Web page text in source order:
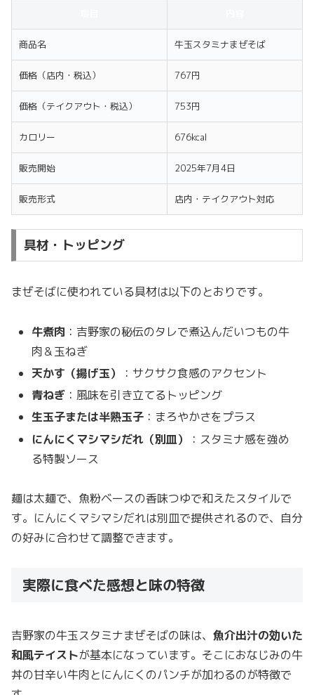
商品名 牛玉スタミナまぜそば
価格（店内・税込） 767円
価格（テイクアウト・税込） 753円
カロリー 676kcal
販売開始 2025年7月4日
販売形式 店内・テイクアウト対応
具材・トッピング
まぜそばに使われている具材は以下のとおりです。
牛煮肉 ：吉野家の秘伝のタレで煮込んだいつもの牛
肉＆玉ねぎ
天かす（揚げ玉）
：サクサク食感のアクセント
青ねぎ ：風味を引き立てるトッピング
生玉子または半熟玉子 ：まろやかさをプラス
にんにくマシマシだれ（別皿）
：スタミナ感を強め
る特製ソース
麺は太麺で、魚粉ベースの香味つゆで和えたスタイルで
す。にんにくマシマシだれは別皿で提供されるので、自分
の好みに合わせて調整できます。
実際に食べた感想と味の特徴
吉野家の牛玉スタミナまぜそばの味は、 魚介出汁の効いた
和風テイストが基本になっています。そこにおなじみの牛
丼の甘辛い牛肉とにんにくのパンチが加わるのが特徴で